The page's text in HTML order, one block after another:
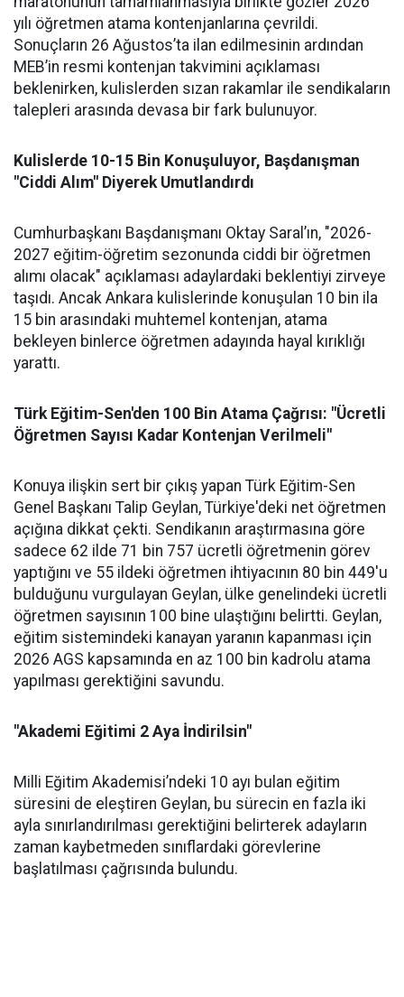
yılı öğretmen atama kontenjanlarına çevrildi.
Sonuçların 26 Ağustos’ta ilan edilmesinin ardından
MEB’in resmi kontenjan takvimini açıklaması
beklenirken, kulislerden sızan rakamlar ile sendikaların
talepleri arasında devasa bir fark bulunuyor.
Kulislerde 10-15 Bin Konuşuluyor, Başdanışman
"Ciddi Alım" Diyerek Umutlandırdı
Cumhurbaşkanı Başdanışmanı Oktay Saral’ın, "2026-
2027 eğitim-öğretim sezonunda ciddi bir öğretmen
alımı olacak" açıklaması adaylardaki beklentiyi zirveye
taşıdı. Ancak Ankara kulislerinde konuşulan 10 bin ila
15 bin arasındaki muhtemel kontenjan, atama
bekleyen binlerce öğretmen adayında hayal kırıklığı
yarattı.
Türk Eğitim-Sen'den 100 Bin Atama Çağrısı: "Ücretli
Öğretmen Sayısı Kadar Kontenjan Verilmeli"
Konuya ilişkin sert bir çıkış yapan Türk Eğitim-Sen
Genel Başkanı Talip Geylan, Türkiye'deki net öğretmen
açığına dikkat çekti. Sendikanın araştırmasına göre
sadece 62 ilde 71 bin 757 ücretli öğretmenin görev
yaptığını ve 55 ildeki öğretmen ihtiyacının 80 bin 449'u
bulduğunu vurgulayan Geylan, ülke genelindeki ücretli
öğretmen sayısının 100 bine ulaştığını belirtti. Geylan,
eğitim sistemindeki kanayan yaranın kapanması için
2026 AGS kapsamında en az 100 bin kadrolu atama
yapılması gerektiğini savundu.
"Akademi Eğitimi 2 Aya İndirilsin"
Milli Eğitim Akademisi’ndeki 10 ayı bulan eğitim
süresini de eleştiren Geylan, bu sürecin en fazla iki
ayla sınırlandırılması gerektiğini belirterek adayların
zaman kaybetmeden sınıflardaki görevlerine
başlatılması çağrısında bulundu.